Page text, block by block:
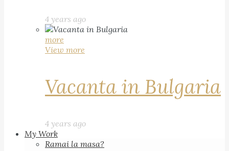
4 years ago
more
View more
Vacanta in Bulgaria
4 years ago
My Work
Ramai la masa?